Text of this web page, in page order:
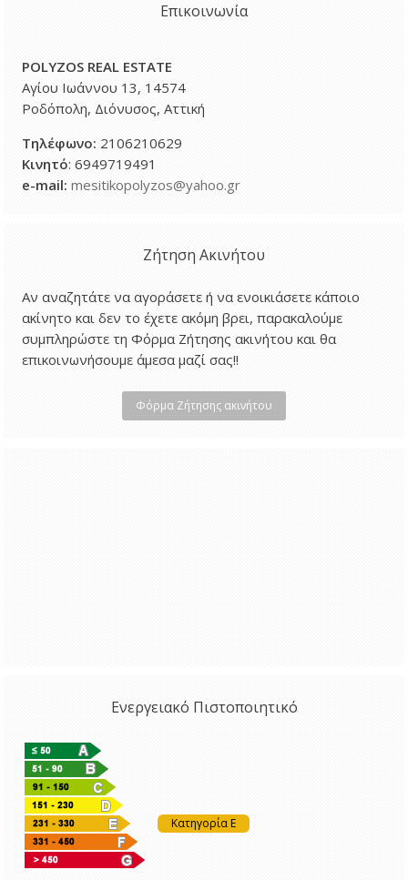
Επικοινωνία
POLYZOS REAL ESTATE
Αγίου Ιωάννου 13, 14574
Ροδόπολη, Διόνυσος, Αττική
Τηλέφωνο: 2106210629
Κινητό: 6949719491
e-mail: mesitikopolyzos@yahoo.gr
Ζήτηση Ακινήτου
Αν αναζητάτε να αγοράσετε ή να ενοικιάσετε κάποιο
ακίνητο και δεν το έχετε ακόμη βρει, παρακαλούμε
συμπληρώστε τη Φόρμα Ζήτησης ακινήτου και θα
επικοινωνήσουμε άμεσα μαζί σας!!
Φόρμα Ζήτησης ακινήτου
Ενεργειακό Πιστοποιητικό
Κατηγορία E